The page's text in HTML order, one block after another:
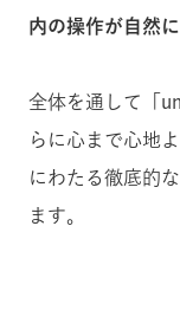
内の操作が自然
全体を通して「
らに心まで心地
にわたる徹底的
ます。